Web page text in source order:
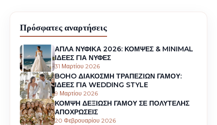
Πρόσφατες αναρτήσεις
ΑΠΛΑ ΝΥΦΙΚΑ 2026: ΚΟΜΨΕΣ & MINIMAL
ΙΔΕΕΣ ΓΙΑ ΝΥΦΕΣ
31 Μαρτίου 2026
BOHO ΔΙΑΚΟΣΜΗ ΤΡΑΠΕΖΙΩΝ ΓΑΜΟΥ:
ΙΔΕΕΣ ΓΙΑ WEDDING STYLE
9 Μαρτίου 2026
ΚΟΜΨΗ ΔΕΞΙΩΣΗ ΓΑΜΟΥ ΣΕ ΠΟΛΥΤΕΛΗΣ
ΑΠΟΧΡΩΣΕΙΣ
20 Φεβρουαρίου 2026